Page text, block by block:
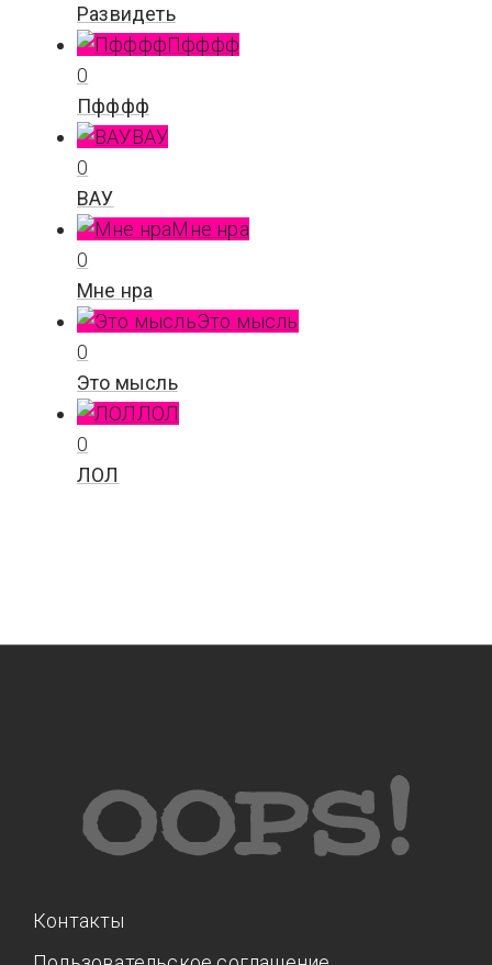
Развидеть
Пфффф
0
Пфффф
ВАУ
0
ВАУ
Мне нра
0
Мне нра
Это мысль
0
Это мысль
ЛОЛ
0
ЛОЛ
Контакты